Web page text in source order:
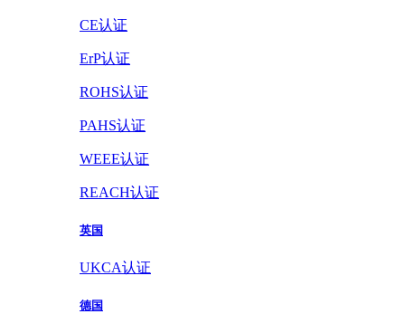
CE认证
ErP认证
ROHS认证
PAHS认证
WEEE认证
REACH认证
英国
UKCA认证
德国